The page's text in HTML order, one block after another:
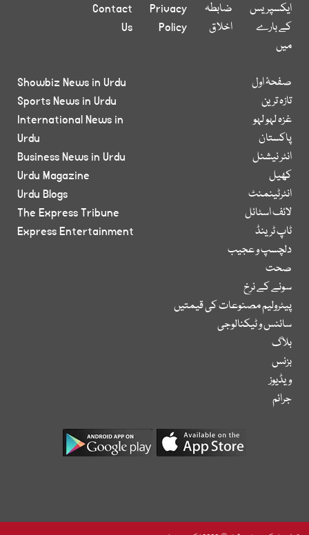
ایکسپریس
کے بارے
میں
ضابطہ
اخلاق
Privacy
Policy
Contact
Us
صفحۂ اول
تازہ ترین
غزہ لہو لہو
پاکستان
انٹر نیشنل
کھیل
انٹرٹینمنٹ
لائف اسٹائل
ٹاپ ٹرینڈ
دلچسپ و عجیب
صحت
سونے کے نرخ
پیٹرولیم مصنوعات کی قیمتیں
سائنس و ٹیکنالوجی
بلاگ
بزنس
ویڈیوز
جرائم
Showbiz News in Urdu
Sports News in Urdu
International News in
Urdu
Business News in Urdu
Urdu Magazine
Urdu Blogs
The Express Tribune
Express Entertainment